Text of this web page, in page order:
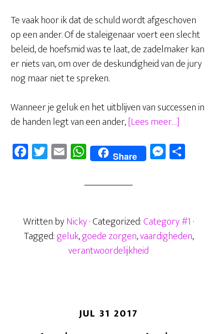
Te vaak hoor ik dat de schuld wordt afgeschoven
op een ander. Of de staleigenaar voert een slecht
beleid, de hoefsmid was te laat, de zadelmaker kan
er niets van, om over de deskundigheid van de jury
nog maar niet te spreken.
Wanneer je geluk en het uitblijven van successen in
de handen legt van een ander,[Lees meer…]
ben
paard?
Fa
ce
k
T
wi
E
m
W
ha
ts
p
p
Share M
es
ge
r
Written byNicky· Categorized:Category #1 ·
Tagged:geluk,goede zorgen,vaardigheden,
verantwoordelijkheid
JUL 31 2017